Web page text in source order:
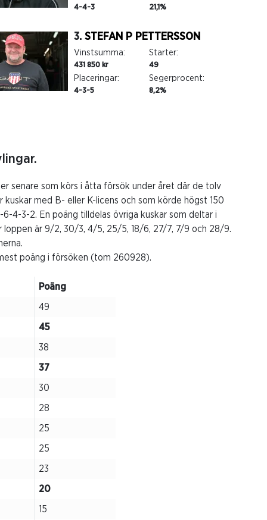
4-4-3 21,1%
3. STEFAN P PETTERSSON
Vinstsumma:
431 850 kr
Starter:
49
Placeringar:
4-3-5
Segerprocent:
8,2%
senare som körs i åtta försök under året där de tolv
med B- eller K-licens och som körde högst 150
4-3-2. En poäng tilldelas övriga kuskar som deltar i
loppen är 9/2, 30/3, 4/5, 25/5, 18/6, 27/7, 7/9 och 28/9.
poäng i försöken (tom 260928).
Poäng
49
45
38
37
30
28
25
25
23
20
15